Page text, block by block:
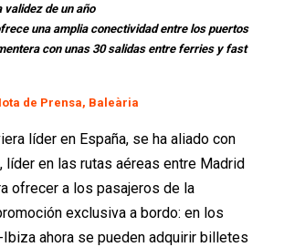
validez de un año
una amplia conectividad entre los puertos
con unas 30 salidas entre ferries y fast
de Prensa, Baleària
líder en España, se ha aliado con
líder en las rutas aéreas entre Madrid
ofrecer a los pasajeros de la
exclusiva a bordo: en los
ahora se pueden adquirir billetes